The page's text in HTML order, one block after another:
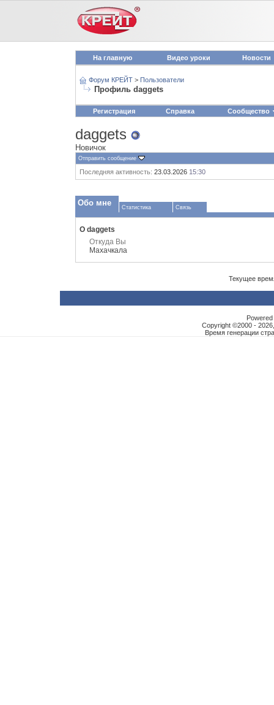
На главную Видео уроки Новости
Форум КРЕЙТ > Пользователи
Профиль daggets
Регистрация Справка Сообщество
daggets
Новичок
Отправить сообщение
Последняя активность: 23.03.2026 15:30
Обо мне Статистика Связь
О daggets
Откуда Вы
Махачкала
Текущее
Copyright ©2000 -
Время генерации